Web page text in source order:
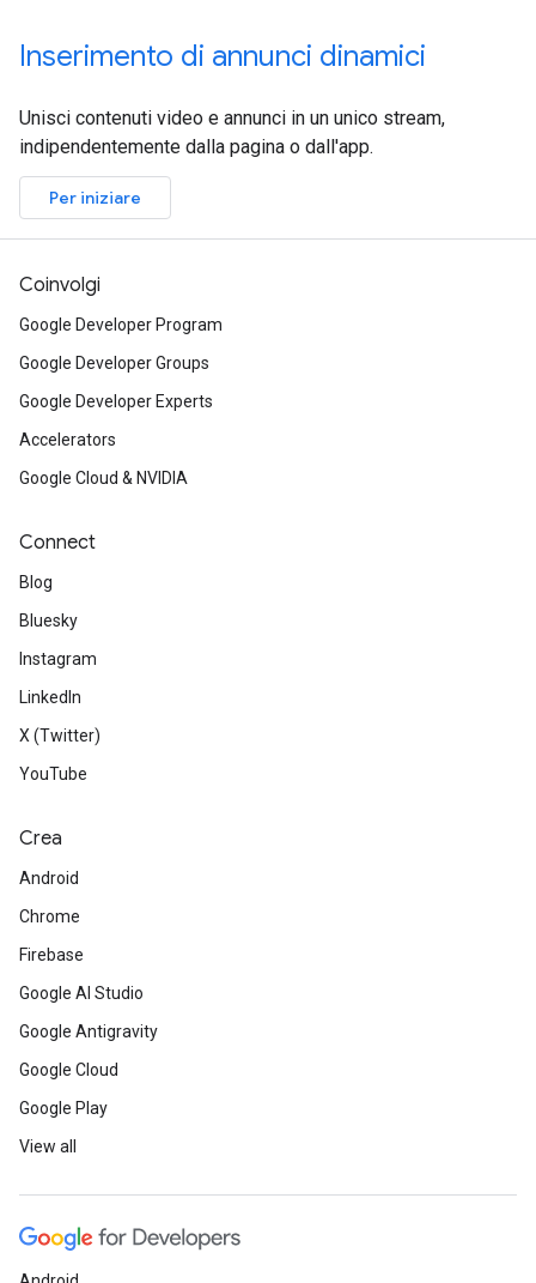
Inserimento di annunci dinamici
Unisci contenuti video e annunci in un unico stream,
indipendentemente dalla pagina o dall'app.
Per iniziare
Coinvolgi
Google Developer Program
Google Developer Groups
Google Developer Experts
Accelerators
Google Cloud & NVIDIA
Connect
Blog
Bluesky
Instagram
LinkedIn
X (Twitter)
YouTube
Crea
Android
Chrome
Firebase
Google AI Studio
Google Antigravity
Google Cloud
Google Play
View all